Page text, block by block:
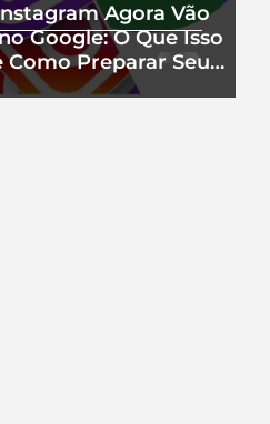
Agora Vão
Google: O Que Isso
Como Preparar Seu